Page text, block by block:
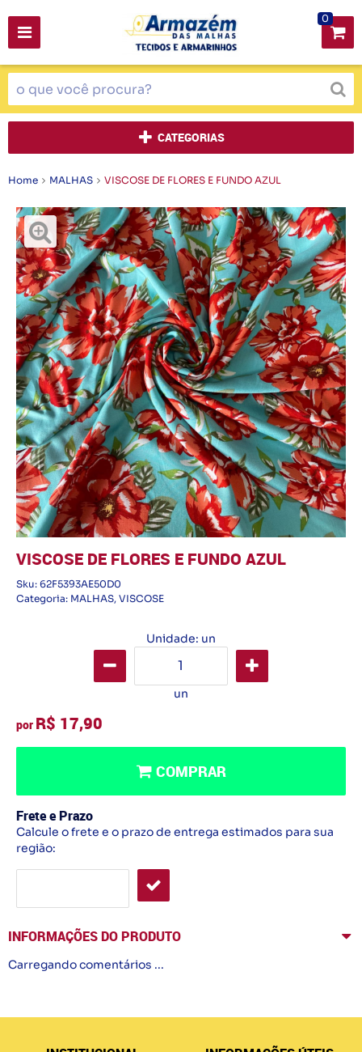
0
CATEGORIAS
Home MALHAS VISCOSE DE FLORES E FUNDO AZUL
VISCOSE DE FLORES E FUNDO AZUL
Sku: 62F5393AE50D0
Categoria: MALHAS, VISCOSE
Unidade: un
un
por R$ 17,90
COMPRAR
Frete e Prazo
Calcule o frete e o prazo de entrega estimados para sua
região:
INFORMAÇÕES DO PRODUTO
Carregando comentários ...